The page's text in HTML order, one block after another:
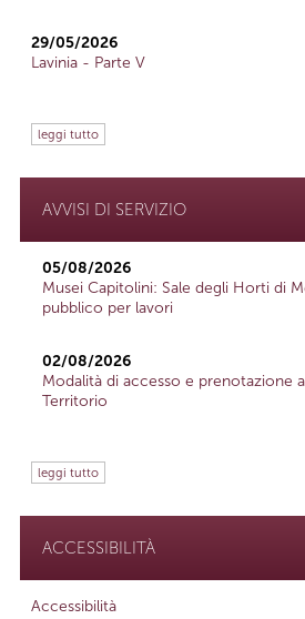
29/05/2026
Lavinia - Parte V
leggi tutto
AVVISI DI SERVIZIO
05/08/2026
Musei Capitolini: Sale degli Horti di
pubblico per lavori
02/08/2026
Modalità di accesso e prenotazione
Territorio
leggi tutto
ACCESSIBILITÀ
Accessibilità